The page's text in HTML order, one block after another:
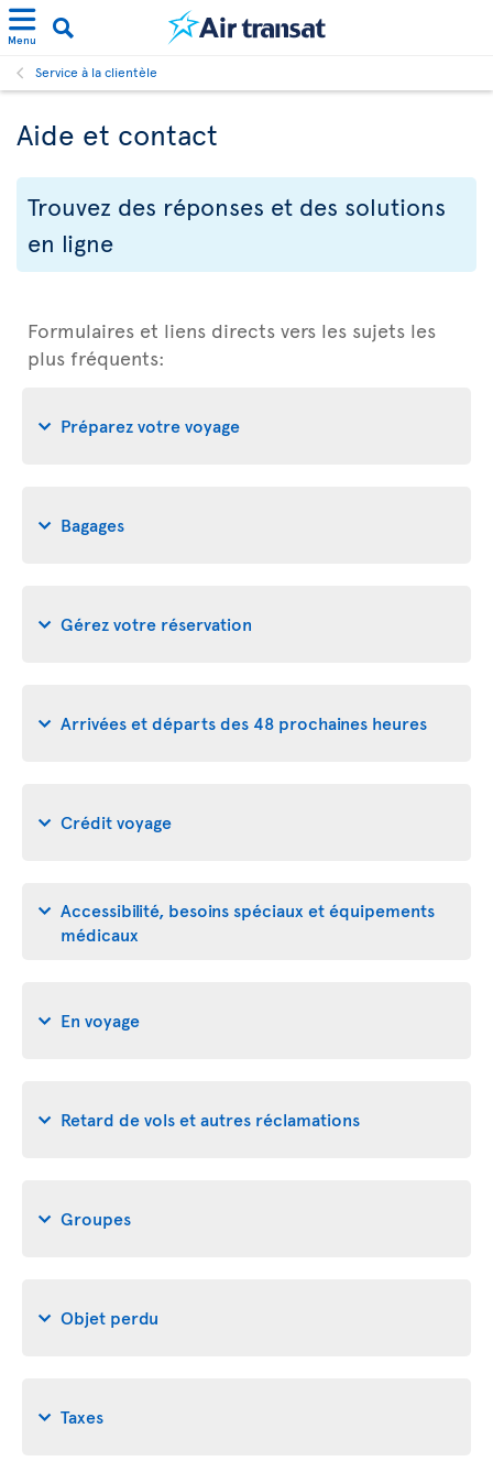
Menu
Service à la clientèle
Aide et contact
Trouvez des réponses et des solutions
en ligne
Formulaires et liens directs vers les sujets les
plus fréquents:
Préparez votre voyage
Bagages
Gérez votre réservation
Arrivées et départs des 48 prochaines heures
Crédit voyage
Accessibilité, besoins spéciaux et équipements
médicaux
En voyage
Retard de vols et autres réclamations
Groupes
Objet perdu
Taxes